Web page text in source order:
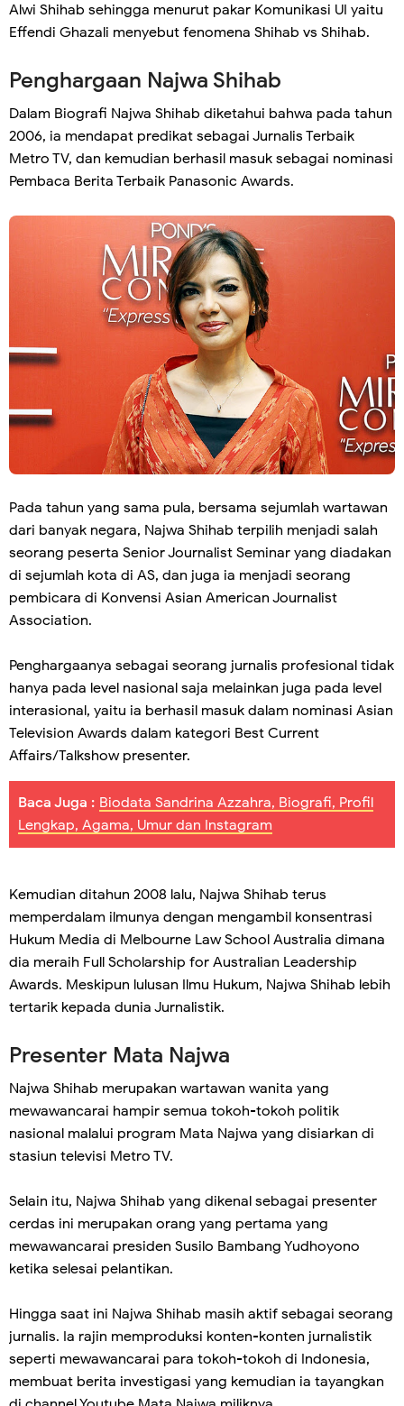
Alwi Shihab sehingga menurut pakar Komunikasi UI yaitu
Effendi Ghazali menyebut fenomena Shihab vs Shihab.
Penghargaan Najwa Shihab
Dalam Biografi Najwa Shihab diketahui bahwa pada tahun
2006, ia mendapat predikat sebagai Jurnalis Terbaik
Metro TV, dan kemudian berhasil masuk sebagai nominasi
Pembaca Berita Terbaik Panasonic Awards.
Pada tahun yang sama pula, bersama sejumlah wartawan
dari banyak negara, Najwa Shihab terpilih menjadi salah
seorang peserta Senior Journalist Seminar yang diadakan
di sejumlah kota di AS, dan juga ia menjadi seorang
pembicara di Konvensi Asian American Journalist
Association.
Penghargaanya sebagai seorang jurnalis profesional tidak
hanya pada level nasional saja melainkan juga pada level
interasional, yaitu ia berhasil masuk dalam nominasi Asian
Television Awards dalam kategori Best Current
Affairs/Talkshow presenter.
Baca Juga : Biodata Sandrina Azzahra, Biografi, Profil
Lengkap, Agama, Umur dan Instagram
Kemudian ditahun 2008 lalu, Najwa Shihab terus
memperdalam ilmunya dengan mengambil konsentrasi
Hukum Media di Melbourne Law School Australia dimana
dia meraih Full Scholarship for Australian Leadership
Awards. Meskipun lulusan Ilmu Hukum, Najwa Shihab lebih
tertarik kepada dunia Jurnalistik.
Presenter Mata Najwa
Najwa Shihab merupakan wartawan wanita yang
mewawancarai hampir semua tokoh-tokoh politik
nasional malalui program Mata Najwa yang disiarkan di
stasiun televisi Metro TV.
Selain itu, Najwa Shihab yang dikenal sebagai presenter
cerdas ini merupakan orang yang pertama yang
mewawancarai presiden Susilo Bambang Yudhoyono
ketika selesai pelantikan.
Hingga saat ini Najwa Shihab masih aktif sebagai seorang
jurnalis. Ia rajin memproduksi konten-konten jurnalistik
seperti mewawancarai para tokoh-tokoh di Indonesia,
membuat berita investigasi yang kemudian ia tayangkan